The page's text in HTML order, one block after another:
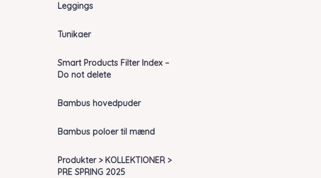
Leggings
Tunikaer
Smart Products Filter Index –
Do not delete
Bambus hovedpuder
Bambus poloer til mænd
Produkter > KOLLEKTIONER >
PRE SPRING 2025